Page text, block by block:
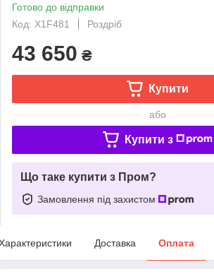
Готово до відправки
Код: X1F481
Роздріб
43 650 ₴
Купити
або
Купити з
Що таке купити з Пром?
Замовлення під захистом
Доставка Оплата